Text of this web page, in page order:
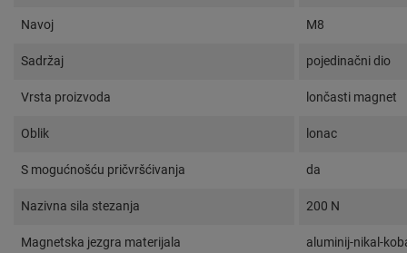
Navoj M8
Sadržaj pojedinačni dio
Vrsta proizvoda lončasti magnet
Oblik lonac
S mogućnošću pričvršćivanja da
Nazivna sila stezanja 200 N
Magnetska jezgra materijala aluminij-nikal-